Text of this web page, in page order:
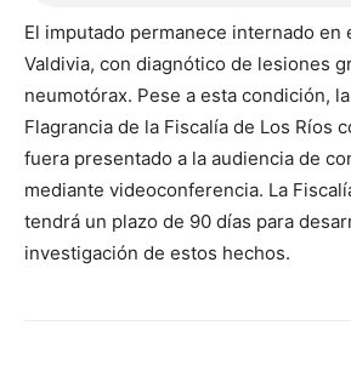
El imputado permanece internado en
Valdivia, con diagnótico de lesiones
neumotórax. Pese a esta condición,
Flagrancia de la Fiscalía de Los Ríos
fuera presentado a la audiencia de
mediante videoconferencia. La
tendrá un plazo de 90 días para
investigación de estos hechos.